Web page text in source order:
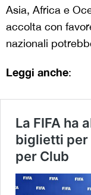
Asia, Africa e
accolta con
nazionali
Leggi anche: